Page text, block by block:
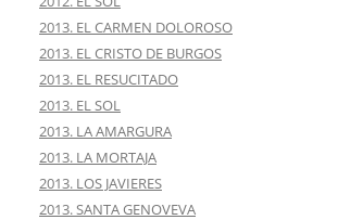
2013. EL CARMEN DOLOROSO
2013. EL CRISTO DE BURGOS
2013. EL RESUCITADO
2013. EL SOL
2013. LA AMARGURA
2013. LA MORTAJA
2013. LOS JAVIERES
2013. SANTA GENOVEVA